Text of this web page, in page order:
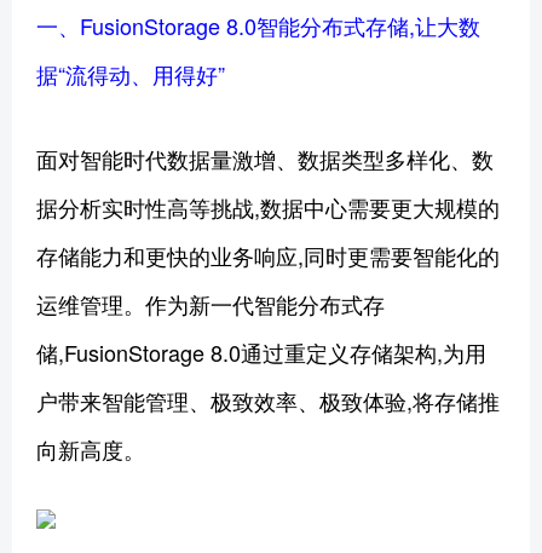
一、FusionStorage 8.0智能分布式存储,让大数
据“流得动、用得好”
面对智能时代数据量激增、数据类型多样化、数
据分析实时性高等挑战,数据中心需要更大规模的
存储能力和更快的业务响应,同时更需要智能化的
运维管理。作为新一代智能分布式存
储,FusionStorage 8.0通过重定义存储架构,为用
户带来智能管理、极致效率、极致体验,将存储推
向新高度。